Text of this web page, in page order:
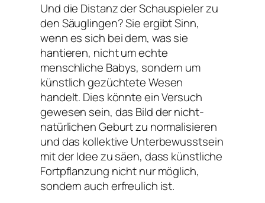
Und die Distanz der Schauspieler zu
den Säuglingen? Sie ergibt Sinn,
wenn es sich bei dem, was sie
hantieren, nicht um echte
menschliche Babys, sondern um
künstlich gezüchtete Wesen
handelt. Dies könnte ein Versuch
gewesen sein, das Bild der nicht-
natürlichen Geburt zu normalisieren
und das kollektive Unterbewusstsein
mit der Idee zu säen, dass künstliche
Fortpflanzung nicht nur möglich,
sondern auch erfreulich ist.